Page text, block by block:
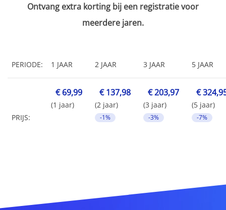
Ontvang extra korting bij een registratie voor
meerdere jaren.
PERIODE: 1 JAAR 2 JAAR 3 JAAR 5 JAAR
PRIJS:
€ 69,99
(1 jaar)
€ 137,98
(2 jaar)
-1%
€ 203,97
(3 jaar)
-3%
€
(5 jaar)
-7%